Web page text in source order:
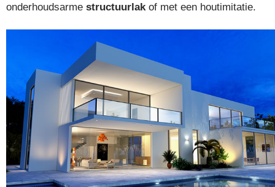
onderhoudsarme structuurlakof met een houtimitatie.